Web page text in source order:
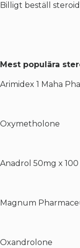
Billigt beställ
Mest populära
Arimidex 1 Maha
Oxymetholone
Anadrol 50mg x
Magnum
Oxandrolone